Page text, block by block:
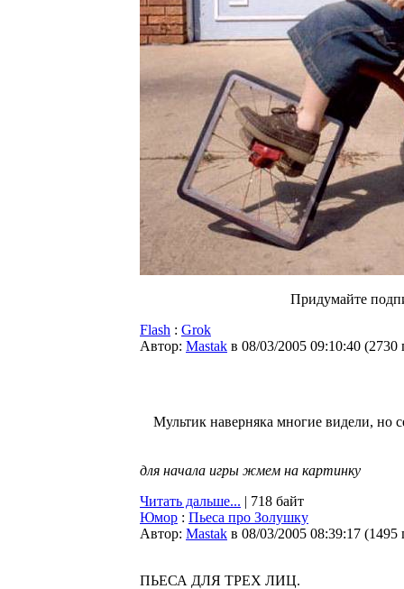
Придумайте
Flash : Grok
Автор: Мastak в 08/03/2005 09:10:40 (2730
Мультик наверняка многие видели, но
для начала игры жмем на картинку
Читать дальше... | 718 байт
Юмор : Пьеса про Золушку
Автор: Мastak в 08/03/2005 08:39:17 (1495
ПЬЕСА ДЛЯ ТРЕХ ЛИЦ.